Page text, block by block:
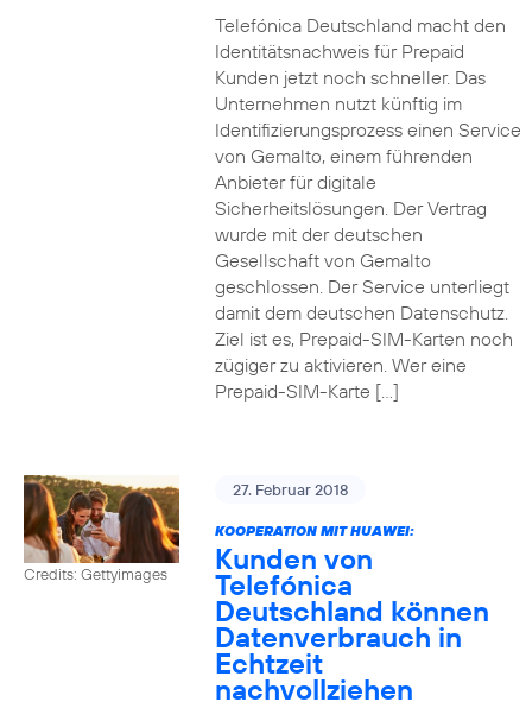
Telefónica Deutschland macht den
Identitätsnachweis für Prepaid
Kunden jetzt noch schneller. Das
Unternehmen nutzt künftig im
Identifizierungsprozess einen Service
von Gemalto, einem führenden
Anbieter für digitale
Sicherheitslösungen. Der Vertrag
wurde mit der deutschen
Gesellschaft von Gemalto
geschlossen. Der Service unterliegt
damit dem deutschen Datenschutz.
Ziel ist es, Prepaid-SIM-Karten noch
zügiger zu aktivieren. Wer eine
Prepaid-SIM-Karte […]
Credits: Gettyimages
27. Februar 2018
KOOPERATION MIT HUAWEI:
Kunden von
Telefónica
Deutschland können
Datenverbrauch in
Echtzeit
nachvollziehen